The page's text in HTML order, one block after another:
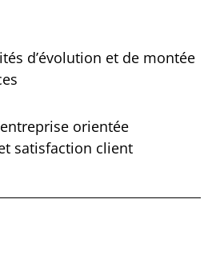
d’évolution et de montée
orientée
satisfaction client